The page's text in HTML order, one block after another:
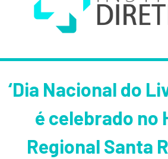
‘Dia Nacional do
é celebrado no
Regional Santa